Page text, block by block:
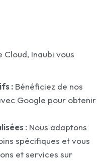
Inaubi vous
: Bénéficiez de nos
Google pour obtenir
: Nous adaptons
spécifiques et vous
et services sur